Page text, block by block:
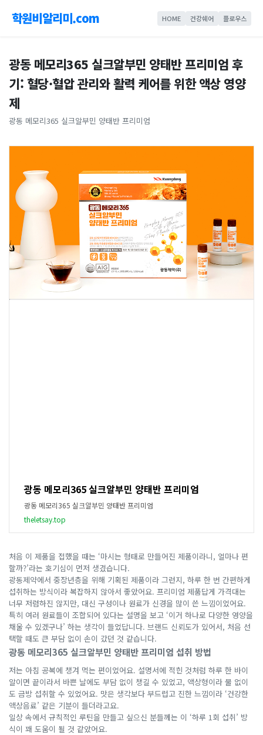
학원비알리미.com HOME 건강쉐어 플로우스
광동 메모리365 실크알부민 양태반 프리미엄 후
기: 혈당·혈압 관리와 활력 케어를 위한 액상 영양
제
광동 메모리365 실크알부민 양태반 프리미엄
광동 메모리365 실크알부민 양태반 프리미엄
광동 메모리365 실크알부민 양태반 프리미엄
theletsay.top
처음 이 제품을 접했을 때는 ‘마시는 형태로 만들어진 제품이라니, 얼마나 편
할까?’라는 호기심이 먼저 생겼습니다.
광동제약에서 중장년층을 위해 기획된 제품이라 그런지, 하루 한 번 간편하게
섭취하는 방식이라 복잡하지 않아서 좋았어요. 프리미엄 제품답게 가격대는
너무 저렴하진 않지만, 대신 구성이나 원료가 신경을 많이 쓴 느낌이었어요.
특히 여러 원료들이 조합되어 있다는 설명을 보고 ‘이거 하나로 다양한 영양을
채울 수 있겠구나’ 하는 생각이 들었답니다. 브랜드 신뢰도가 있어서, 처음 선
택할 때도 큰 부담 없이 손이 갔던 것 같습니다.
광동 메모리365 실크알부민 양태반 프리미엄 섭취 방법
저는 아침 공복에 챙겨 먹는 편이었어요. 설명서에 적힌 것처럼 하루 한 바이
알이면 끝이라서 바쁜 날에도 부담 없이 챙길 수 있었고, 액상형이라 물 없이
도 금방 섭취할 수 있었어요. 맛은 생각보다 부드럽고 진한 느낌이라 ‘건강한
액상음료’ 같은 기분이 들더라고요.
일상 속에서 규칙적인 루틴을 만들고 싶으신 분들께는 이 ‘하루 1회 섭취’ 방
식이 꽤 도움이 될 것 같았어요.